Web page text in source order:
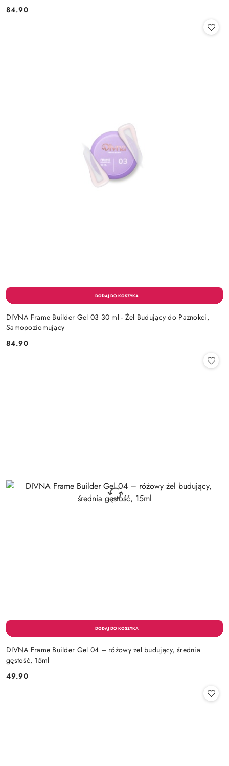
Cena:
84.90
DIVNA Frame Builder Gel 03 30 ml - Żel Budujący do Paznokci,
Samopoziomujący
Cena:
84.90
DIVNA Frame Builder Gel 04 – różowy żel budujący, średnia
gęstość, 15ml
Cena:
49.90